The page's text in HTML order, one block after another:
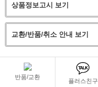
상품정보고시 보기
교환/반품/취소 안내 보기
반품/교환
플러스친구